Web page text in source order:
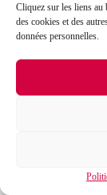
Cliquez sur les liens au
des cookies et des
données personnelles.